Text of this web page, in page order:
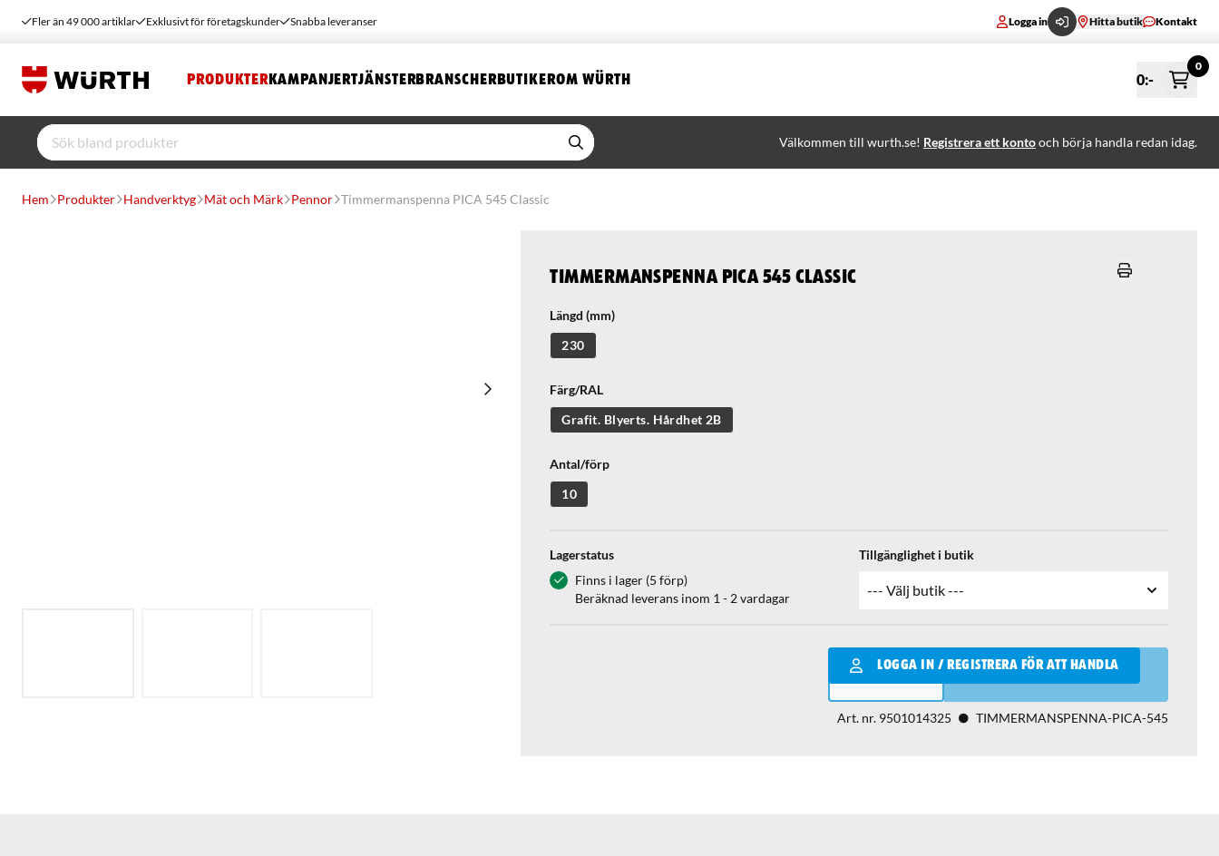
Fler än 49 000 artiklar Exklusivt för företagskunder Snabba leveranser Logga in Hitta butik Kontakt
PRODUKTER KAMPANJERTJÄNSTERBRANSCHERBUTIKEROM WÜRTH 0:-
0
Välkommen till wurth.se! Registrera ett kontooch börja handla redan idag.
Hem Produkter Handverktyg Mät och Märk Pennor Timmermanspenna PICA 545 Classic
Timmermanspenna PICA 545 Classic
Längd (mm)
230
Färg/RAL
Grafit. Blyerts. Hårdhet 2B
Antal/förp
10
Lagerstatus
Finns i lager (5 förp)
Beräknad leverans inom 1 - 2 vardagar
Tillgänglighet i butik
LOGGA IN / REGISTRERA FÖR ATT HANDLA
Qantity
LÄGG I VARUKORGEN
Art. nr. 9501014325 TIMMERMANSPENNA-PICA-545